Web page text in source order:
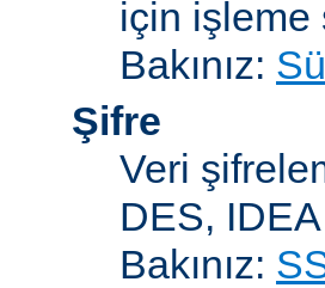
için işleme
Bakınız:
Şifre
Veri
DES,
Bakınız: